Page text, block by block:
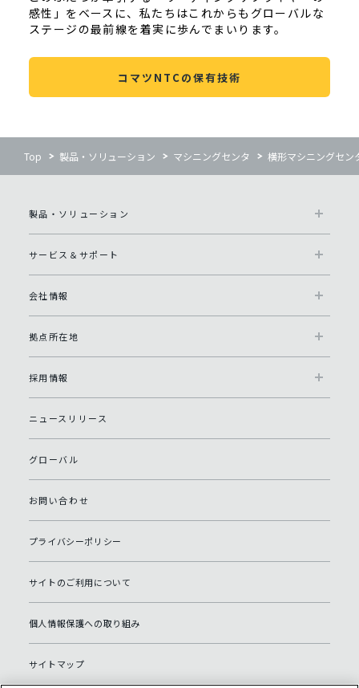
感性」をベースに、私たちはこれからもグローバルな
ステージの最前線を着実に歩んでまいります。
コマツNTCの保有技術
Top 製品・ソリューション マシニングセンタ 横形マシニングセン
製品・ソリューション
サービス＆サポート
会社情報
拠点所在地
採用情報
ニュースリリース
グローバル
お問い合わせ
プライバシーポリシー
サイトのご利用について
個人情報保護への取り組み
サイトマップ